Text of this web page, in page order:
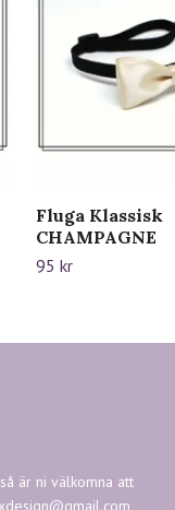
Fluga Klassisk
CHAMPAGNE
95 kr
är ni välkomna att